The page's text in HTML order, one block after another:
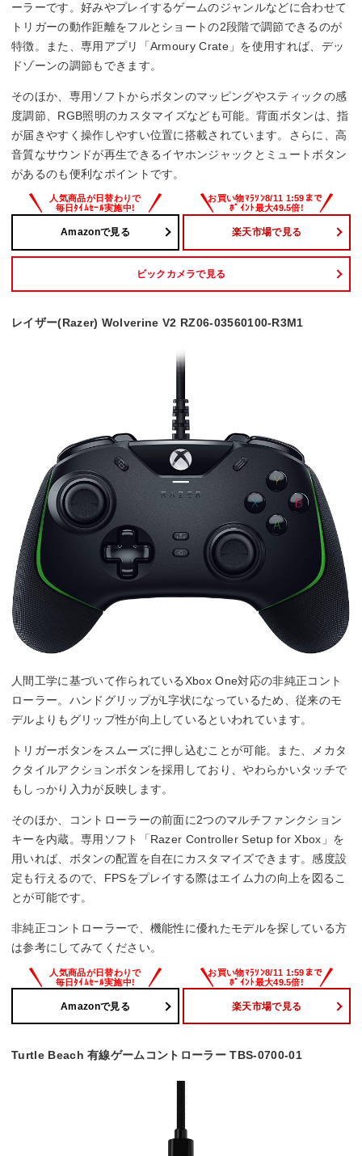
ーラーです。好みやプレイするゲームのジャンルなどに合わせて
トリガーの動作距離をフルとショートの2段階で調節できるのが
特徴。また、専用アプリ「Armoury Crate」を使用すれば、デッ
ドゾーンの調節もできます。
そのほか、専用ソフトからボタンのマッピングやスティックの感
度調節、RGB照明のカスタマイズなども可能。背面ボタンは、指
が届きやすく操作しやすい位置に搭載されています。さらに、高
音質なサウンドが再生できるイヤホンジャックとミュートボタン
があるのも便利なポイントです。
Amazonで見る 楽天市場で見る
ビックカメラで見る
レイザー(Razer) Wolverine V2 RZ06-03560100-R3M1
人間工学に基づいて作られているXbox One対応の非純正コント
ローラー。ハンドグリップがL字状になっているため、従来のモ
デルよりもグリップ性が向上しているといわれています。
トリガーボタンをスムーズに押し込むことが可能。また、メカタ
クタイルアクションボタンを採用しており、やわらかいタッチで
もしっかり入力が反映します。
そのほか、コントローラーの前面に2つのマルチファンクション
キーを内蔵。専用ソフト「Razer Controller Setup for Xbox」を
用いれば、ボタンの配置を自在にカスタマイズできます。感度設
定も行えるので、FPSをプレイする際はエイム力の向上を図るこ
とが可能です。
非純正コントローラーで、機能性に優れたモデルを探している方
は参考にしてみてください。
Amazonで見る 楽天市場で見る
Turtle Beach 有線ゲームコントローラー TBS-0700-01